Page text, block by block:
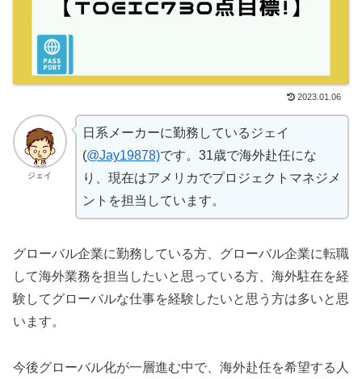
2023.01.06
ジェイ
日系メーカーに勤務しているジェイ
(@Jay19878)です。31歳で海外赴任にな
り、現在はアメリカでプロジェクトマネジメ
ントを担当しています。
グローバル企業に勤務している方、グローバル企業に転職
して海外業務を担当したいと思っている方、海外駐在を経
験してグローバルな仕事を経験したいと思う方は多いと思
います。
今後グローバル化が一層進む中で、海外赴任を希望する人